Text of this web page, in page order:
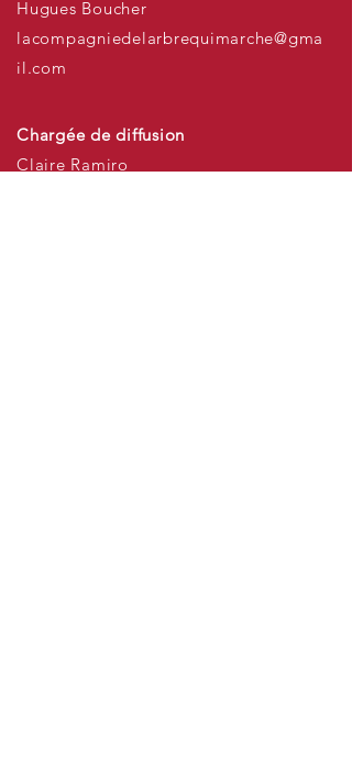
Hugues Boucher
lacompagniedelarbrequimarche@gma
il.com
Chargée de diffusion
Claire Ramiro